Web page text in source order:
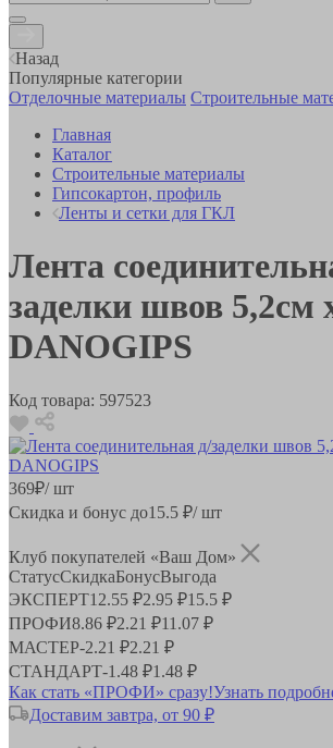
Назад
Популярные категории
Отделочные материалы Строительные
Главная
Каталог
Строительные материалы
Гипсокартон, профиль
Ленты и сетки для ГКЛ
Лента
заделки швов 5,2см
DANOGIPS
Код товара: 597523
369₽/ шт
Скидка и бонус до15.5 ₽/ шт
Клуб покупателей «Ваш Дом»
СтатусСкидкаБонусВыгода
ЭКСПЕРТ12.55 ₽2.95 ₽15.5 ₽
ПРОФИ8.86 ₽2.21 ₽11.07 ₽
МАСТЕР-2.21 ₽2.21 ₽
СТАНДАРТ-1.48 ₽1.48 ₽
Как стать «ПРОФИ» сразу!Узнать
Доставим завтра, от 90 ₽